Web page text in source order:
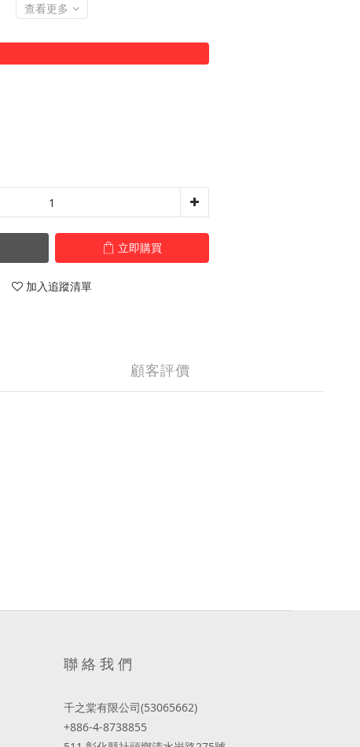
查看更多
立即購買
加入追蹤清單
顧客評價
聯 絡 我 們
千之棠有限公司(53065662)
+886-4-8738855